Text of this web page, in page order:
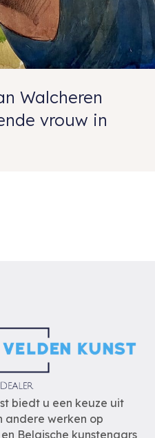
Walcheren
vrouw in
biedt u een keuze uit
andere werken op
Belgische kunstenaars